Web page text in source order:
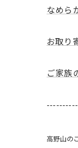
なめら
お取り
ご家族
高野山の